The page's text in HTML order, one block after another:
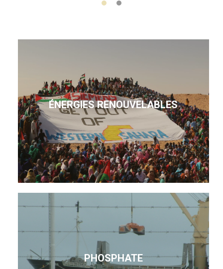
ÉNERGIES RENOUVELABLES
PHOSPHATE